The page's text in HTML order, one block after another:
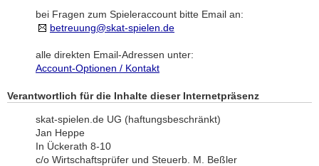
bei Fragen zum Spieleraccount bitte Email an:
betreuung@skat-spielen.de
alle direkten Email-Adressen unter:
Account-Optionen / Kontakt
Verantwortlich für die Inhalte dieser Internetpräsenz
skat-spielen.de UG (haftungsbeschränkt)
Jan Heppe
In Ückerath 8-10
c/o Wirtschaftsprüfer und Steuerb. M. Beßler